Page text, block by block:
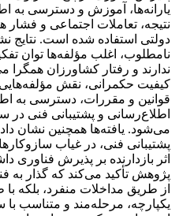
یارانه‌ها، آموزش و دسترسی به
نتیجه، تعاملات اجتماعی و فشار
دولتی استفاده شده است. نتایج
نامطلوب، اغلب مؤلفه‌ها توان
ندارند و رفتار کشاورزان همگرا
کیفیت حکمرانی، نقش
قوانین و مقررات، دسترسی به
اطلاع‌رسانی و پشتیبانی فنی
می‌شود. یافته‌ها همچنین نشان داد
پشتیبانی فنی، در غیاب
اثر بازدارنده بر پذیرش فناوری
پژوهش تأکید می‌کند که گذار
از طریق مداخلات منفرد، بلکه
یکپارچه، مرحله‌مند و متناسب